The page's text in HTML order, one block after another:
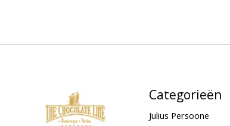
Categorieën
Julius Persoone